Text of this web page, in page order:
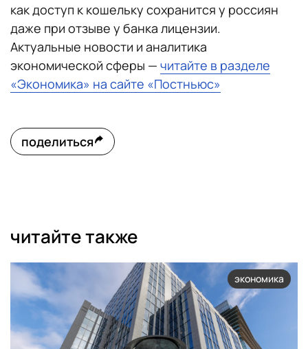
как доступ к кошельку сохранится у россиян
даже при отзыве у банка лицензии.
Актуальные новости и аналитика
экономической сферы — читайте в разделе
«Экономика» на сайте «Постньюс»
поделиться
читайте также
экономика